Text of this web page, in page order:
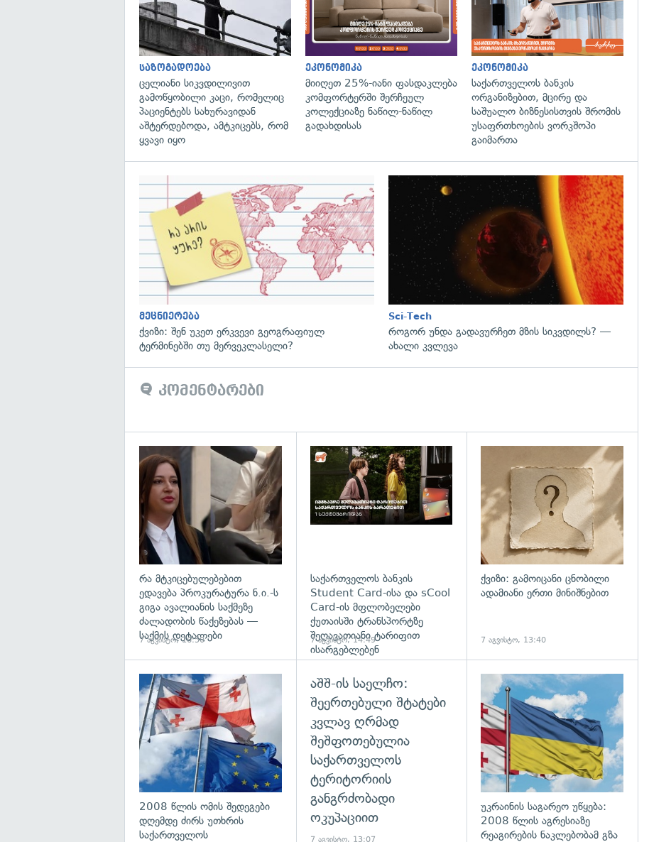
საზოგადოება
ცელიანი სიკვდილივით
გამოწყობილი კაცი, რომელიც
პაციენტებს სახურავიდან
აშტერდებოდა, ამტკიცებს, რომ
ყვავი იყო
ეკონომიკა
მიიღეთ 25%-იანი ფასდაკლება
კომფორტერში შერჩეულ
კოლექციაზე ნაწილ-ნაწილ
გადახდისას
ეკონომიკა
საქართველოს ბანკის
ორგანიზებით, მცირე და
საშუალო ბიზნესისთვის შრომის
უსაფრთხოების ვორკშოპი
გაიმართა
მეცნიერება
ქვიზი: შენ უკეთ ერკვევი გეოგრაფიულ
ტერმინებში თუ მერვეკლასელი?
Sci-Tech
როგორ უნდა გადავურჩეთ მზის სიკვდილს? —
ახალი კვლევა
კომენტარები
გადახედვა
რა მტკიცებულებებით
ედავება პროკურატურა ნ.ი.-ს
გიგა ავალიანის საქმეზე
ძალადობის წაქეზებას —
საქმის დეტალები
7 აგვისტო, 16:50
საქართველოს ბანკის
Student Card-ისა და sCool
Card-ის მფლობელები
ქუთაისში ტრანსპორტზე
შეღავათიანი ტარიფით
ისარგებლებენ
7 აგვისტო, 14:49
ქვიზი: გამოიცანი ცნობილი
ადამიანი ერთი მინიშნებით
7 აგვისტო, 13:40
გადახედვა
2008 წლის ომის შედეგები
დღემდე ძირს უთხრის
საქართველოს
აშშ-ის საელჩო:
შეერთებული შტატები
კვლავ ღრმად
შეშფოთებულია
საქართველოს
ტერიტორიის
განგრძობადი
ოკუპაციით
7 აგვისტო, 13:07
უკრაინის საგარეო უწყება:
2008 წლის აგრესიაზე
რეაგირების ნაკლებობამ გზა